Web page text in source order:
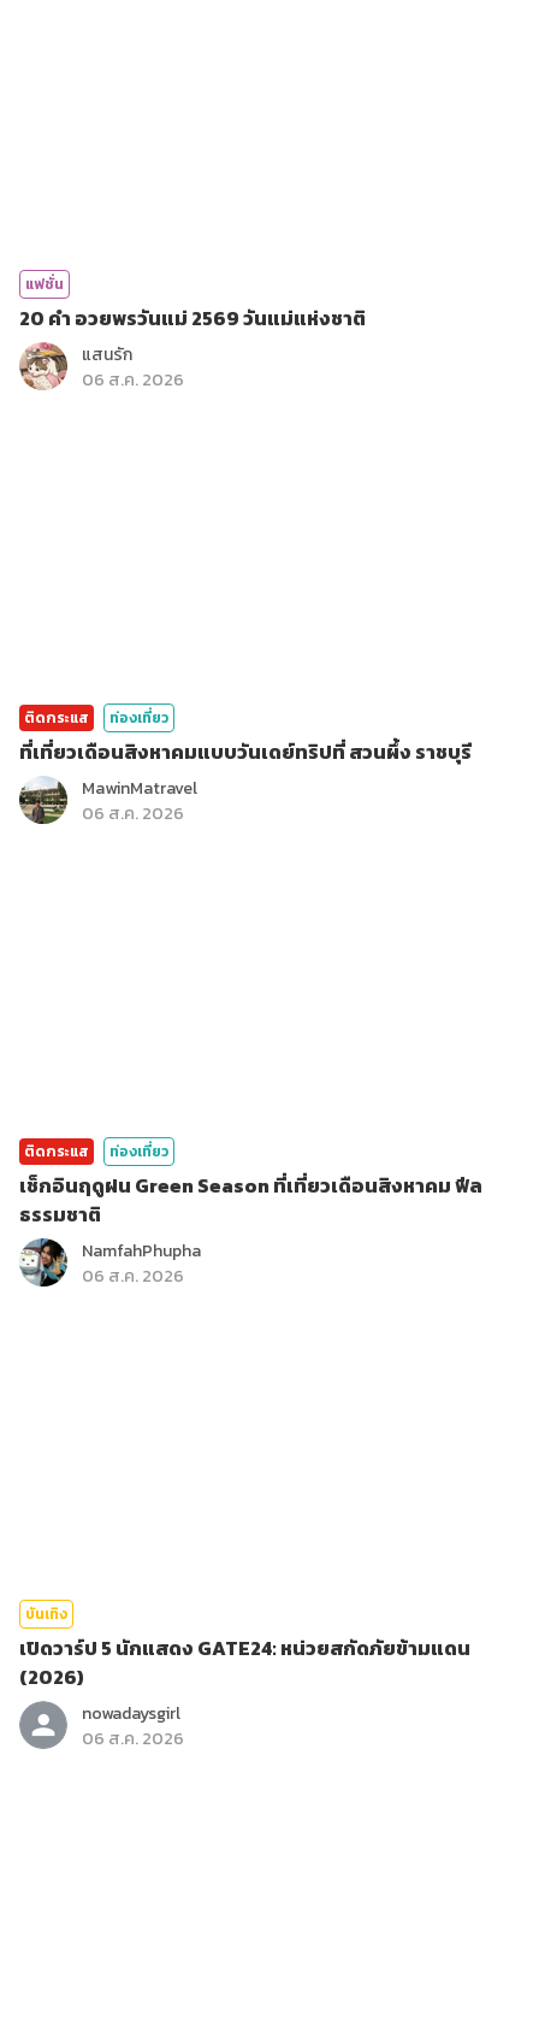
แฟชั่น
20 คำ อวยพรวันแม่ 2569 วันแม่แห่งชาติ
แสนรัก
06 ส.ค. 2026
ติดกระแส ท่องเที่ยว
ที่เที่ยวเดือนสิงหาคมแบบวันเดย์ทริปที่ สวนผึ้ง ราชบุรี
MawinMatravel
06 ส.ค. 2026
ติดกระแส ท่องเที่ยว
เช็กอินฤดูฝน Green Season ที่เที่ยวเดือนสิงหาคม ฟีล
ธรรมชาติ
NamfahPhupha
06 ส.ค. 2026
บันเทิง
เปิดวาร์ป 5 นักแสดง GATE24: หน่วยสกัดภัยข้ามแดน
(2026)
nowadaysgirl
06 ส.ค. 2026